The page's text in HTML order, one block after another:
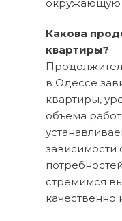
окружающую
Какова
квартиры?
в Одессе
квартиры,
объема
зависимости
стремимся
качественно